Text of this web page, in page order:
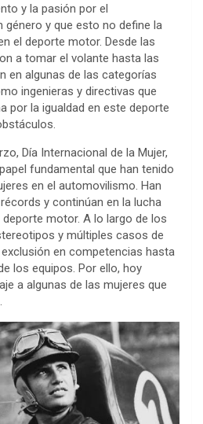
y la pasión por el
y que esto no define la
el deporte motor. Desde las
a tomar el volante hasta las
en algunas de las categorías
ingenieras y directivas que
por la igualdad en este deporte
Día Internacional de la Mujer,
fundamental que han tenido
en el automovilismo. Han
y continúan en la lucha
motor. A lo largo de los
y múltiples casos de
en competencias hasta
los equipos. Por ello, hoy
a algunas de las mujeres que